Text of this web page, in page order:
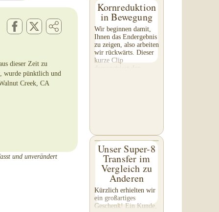
dieser Zeit zu
wurde pünktlich und
Creek, CA
und unverändert
Kornreduktion
in Bewegung
Wir beginnen damit,
Ihnen das Endergebnis
zu zeigen, also arbeiten
wir rückwärts. Dieser
kurze Clip
demonstriert den
Unser Super-8
Transfer im
Vergleich zu
Anderen
Kürzlich erhielten wir
ein großartiges
Geschenk! Ein Kunde,